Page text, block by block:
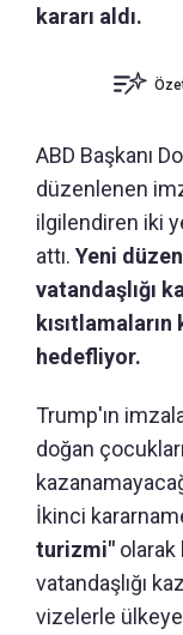
kararı aldı.
ABD Başkanı
düzenlenen
ilgilendiren iki
attı. Yeni
vatandaşlığı
hedefliyor.
Trump'ın
doğan
İkinci
turizmi" olarak
vatandaşlığı
vizelerle ülkeye